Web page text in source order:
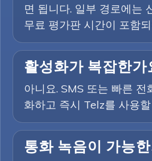
면 됩니다. 일부 경로에는
무료 평가판 시간이 포함
활성화가 복잡한가
아니요. SMS 또는 빠른 전
화하고 즉시 Telz를 사용
통화 녹음이 가능